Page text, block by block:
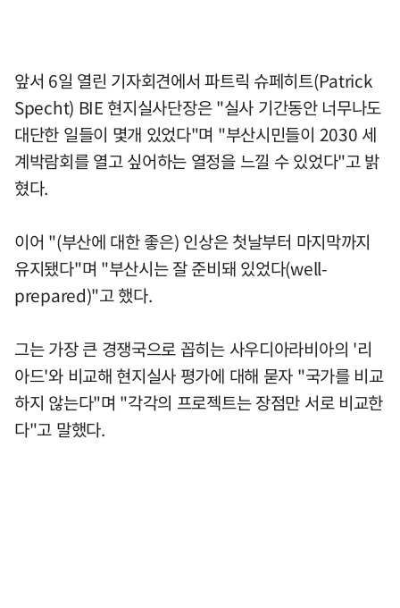
앞서 6일 열린 기자회견에서 파트릭 슈페히트(Patrick
Specht) BIE 현지실사단장은 "실사 기간동안 너무나도
대단한 일들이 몇개 있었다"며 "부산시민들이 2030 세
계박람회를 열고 싶어하는 열정을 느낄 수 있었다"고 밝
혔다.
이어 "(부산에 대한 좋은) 인상은 첫날부터 마지막까지
유지됐다"며 "부산시는 잘 준비돼 있었다(well-
prepared)"고 했다.
그는 가장 큰 경쟁국으로 꼽히는 사우디아라비아의 '리
아드'와 비교해 현지실사 평가에 대해 묻자 "국가를 비교
하지 않는다"며 "각각의 프로젝트는 장점만 서로 비교한
다"고 말했다.